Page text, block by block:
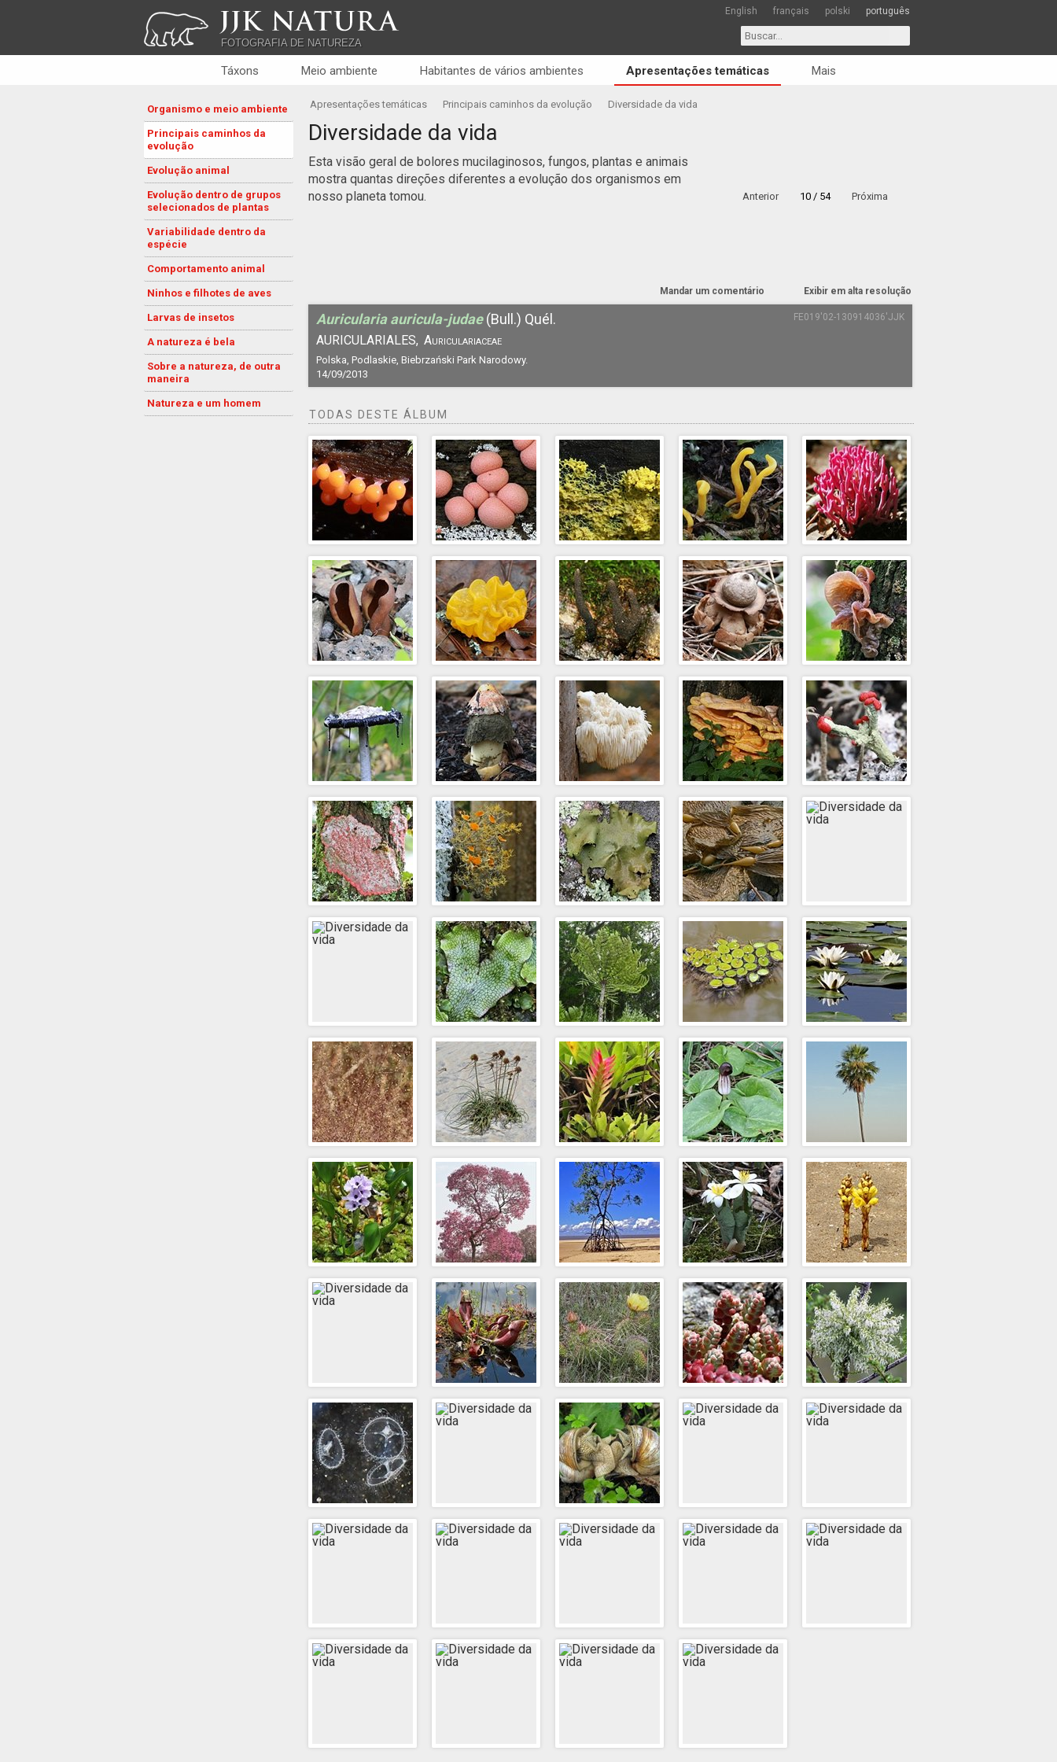
JJK NATURA
FOTOGRAFIA DE NATUREZA
English français polski português
Táxons Meio ambiente Habitantes de vários ambientes Apresentações temáticas Mais
Organismo e meio ambiente
Principais caminhos da
evolução
Evolução animal
Evolução dentro de grupos
selecionados de plantas
Variabilidade dentro da
espécie
Comportamento animal
Ninhos e filhotes de aves
Larvas de insetos
A natureza é bela
Sobre a natureza, de outra
maneira
Natureza e um homem
Apresentações temáticas Principais caminhos da evolução Diversidade da vida
Diversidade da vida
Esta visão geral de bolores mucilaginosos, fungos, plantas e animais
mostra quantas direções diferentes a evolução dos organismos em
nosso planeta tomou.
Anterior 10 / 54 Próxima
Exibir em alta resolução
Mandar um comentário
Auricularia auricula-judae (Bull.) Quél.
AURICULARIALES, Auriculariaceae
Polska, Podlaskie, Biebrzański Park Narodowy.
14/09/2013
FE019'02-130914036'JJK
TODAS DESTE ÁLBUM